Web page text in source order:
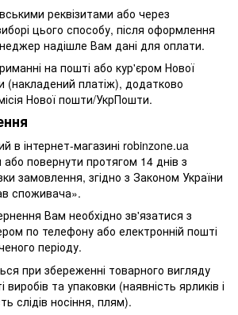
реквізитами або через
цього способу, після оформлення
надішле Вам дані для оплати.
на пошті або кур'єром Нової
платіж), додатково
Нової пошти/УкрПошти.
в інтернет-магазині robinzone.ua
повернути протягом 14 днів з
замовлення, згідно з Законом України
споживача».
Вам необхідно зв'язатися з
по телефону або електронній пошті
періоду.
при збереженні товарного вигляду
виробів та упаковки (наявність ярликів і
слідів носіння, плям).